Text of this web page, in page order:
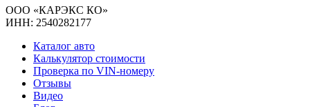
ООО «КАРЭКС КО»
ИНН: 2540282177
Каталог авто
Калькулятор стоимости
Проверка по VIN-номеру
Отзывы
Видео